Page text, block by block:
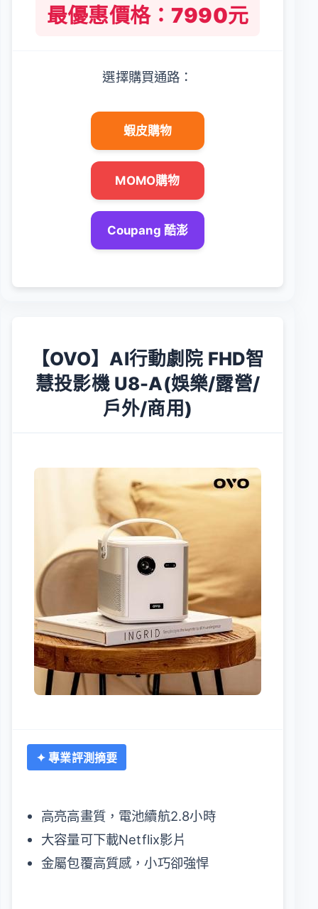
最優惠價格：7990元
選擇購買通路：
蝦皮購物
MOMO購物
Coupang 酷澎
【OVO】AI行動劇院 FHD智
慧投影機 U8-A(娛樂/露營/
戶外/商用)
✦ 專業評測摘要
高亮高畫質，電池續航2.8小時
大容量可下載Netflix影片
金屬包覆高質感，小巧卻強悍